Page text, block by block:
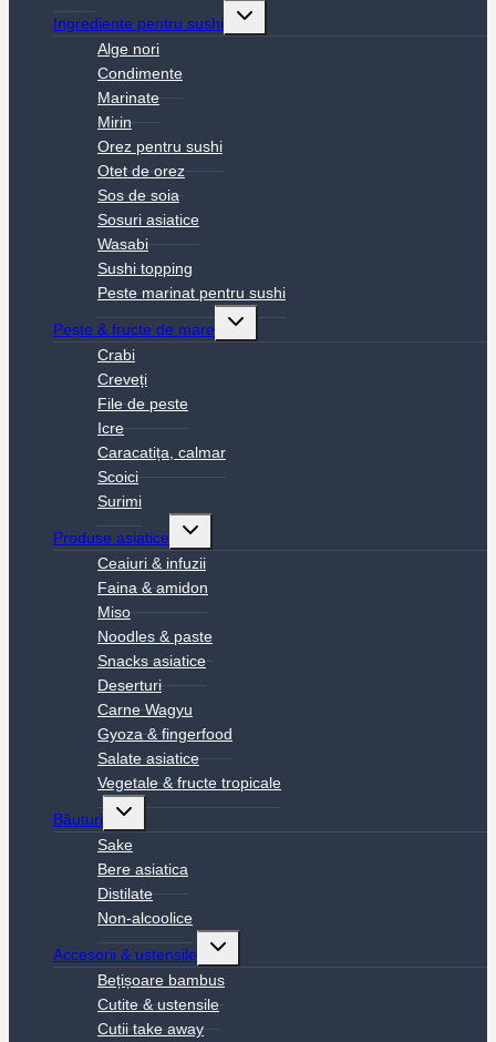
Ingrediente pentru sushi
Toggle
Alge nori
Condimente
Marinate
Mirin
Orez pentru sushi
Otet de orez
Sos de soia
Sosuri asiatice
Wasabi
Sushi topping
Peste marinat pentru sushi
Pește & fructe de mare
Toggle
Crabi
Creveți
File de peste
Icre
Caracatița, calmar
Scoici
Surimi
Produse asiatice
Toggle
menu
Ceaiuri & infuzii
Faina & amidon
Miso
Noodles & paste
Snacks asiatice
Deserturi
Carne Wagyu
Gyoza & fingerfood
Salate asiatice
Vegetale & fructe tropicale
Băuturi
Toggle
menu
Sake
Bere asiatica
Distilate
Non-alcoolice
Accesorii & ustensile
Toggle
menu
Bețișoare bambus
Cutite & ustensile
Cutii take away